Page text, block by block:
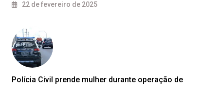
22 de fevereiro de 2025
Polícia Civil prende mulher durante operação de